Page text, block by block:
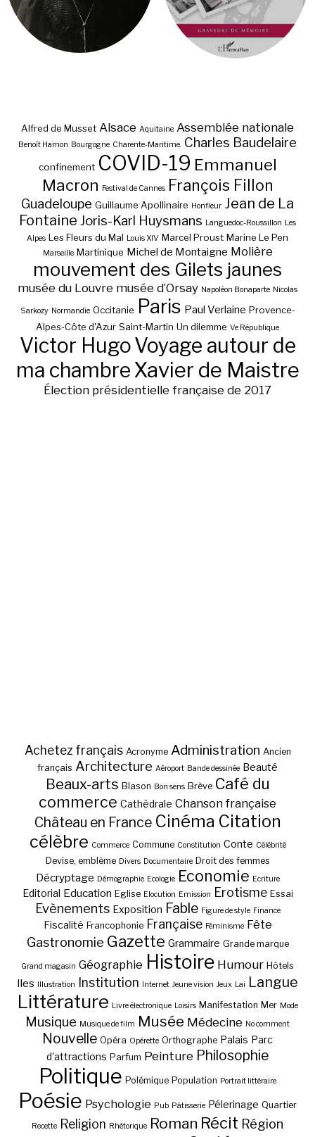
Alfred de Musset Alsace Aquitaine Assemblée nationale
Benoît Hamon Bourgogne Charente-Maritime. Charles Baudelaire
confinement COVID-19 Emmanuel
Macron
Festival de Cannes François Fillon
Guadeloupe Guillaume Apollinaire Honfleur Jean de La
Fontaine Joris-Karl Huysmans Languedoc-Roussillon Les
Alpes Les Fleurs du Mal Louis XIV Marcel Proust Marine Le Pen
Marseille Martinique Michel de Montaigne Molière
mouvement des Gilets jaunes
musée du Louvre musée d’Orsay Napoléon Bonaparte Nicolas
Sarkozy Normandie Occitanie Paris Paul Verlaine Provence-
Alpes-Côte d'Azur Saint-Martin Un dilemme Ve République
Victor HugoVoyage autour de
ma chambreXavier de Maistre
Élection présidentielle française de 2017
Achetez français Acronyme Administration Ancien
français Architecture Aéroport Bande dessinée Beauté
Beaux-arts Blason Bon sens Brève Café du
commerce Cathédrale Chanson française
Château en France Cinéma Citation
célèbre Commerce Commune Constitution Conte Célébrité
Devise, emblème Divers Documentaire Droit des femmes
Décryptage Démographie Ecologie Economie Ecriture
Editorial Education Eglise Elocution Emission Erotisme Essai
Evènements Exposition Fable Figure de style Finance
Fiscalité Francophonie Française Féminisme Fête
Gastronomie Gazette Grammaire Grande marque
Grand magasin Géographie Histoire Humour Hôtels
Iles Illustration Institution Internet Jeune vision Jeux Lai Langue
Littérature Livre électronique Loisirs Manifestation Mer Mode
Musique Musique de film Musée Médecine No comment
Nouvelle Opéra Opérette Orthographe Palais Parc
d'attractions Parfum Peinture Philosophie
Politique Polémique Population Portrait littéraire
Poésie Psychologie Pub Pâtisserie Pélerinage Quartier
Recette Religion Rhétorique Roman Récit Région